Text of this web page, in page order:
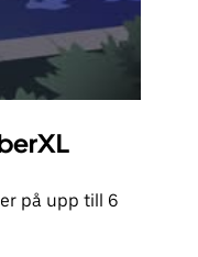
på upp till 6